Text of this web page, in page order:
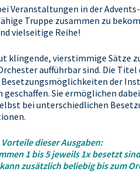
Veranstaltungen in der
Truppe zusammen zu
vielseitige Reihe!
klingende, vierstimmige Sätze
aufführbar sind. Die
der
Sie ermöglichen
bei unterschiedlichen
dieser Ausgaben:
1 bis 5 jeweils 1x besetzt
zusätzlich beliebig bis zum